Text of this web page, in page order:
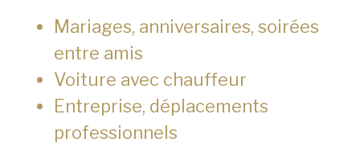
Mariages, anniversaires, soirées
entre amis
Voiture avec chauffeur
Entreprise, déplacements
professionnels